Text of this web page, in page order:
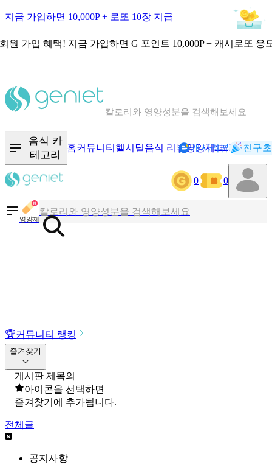
지금 가입하면 10,000P + 로또 10장 지급
원 가입 혜택! 지금 가입하면 G 포인트 10,000P + 캐시로또 응
칼로리와 영양성분을 검색해보세요
음식 카
테고리
홈커뮤니티 헬시딜음식 리뷰영양제NEW기록
캐시리뷰 친구
0 0
영양제
칼로리와 영양성분을 검색해보세요
혈당 · 다이어트 음식 검색해보세요
🏆커뮤니티 랭킹
즐겨찾기
게시판 제목의
아이콘을 선택하면
즐겨찾기에 추가됩니다.
전체글
공지사항